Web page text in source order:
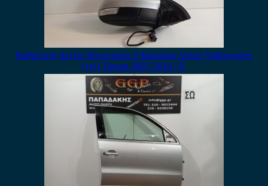
Καθρέπτης Δεξιός Ηλεκτρικός 6 Καλώδια Ασημί Volkswagen
(vw) Tiguan 2007-2016 / Ε